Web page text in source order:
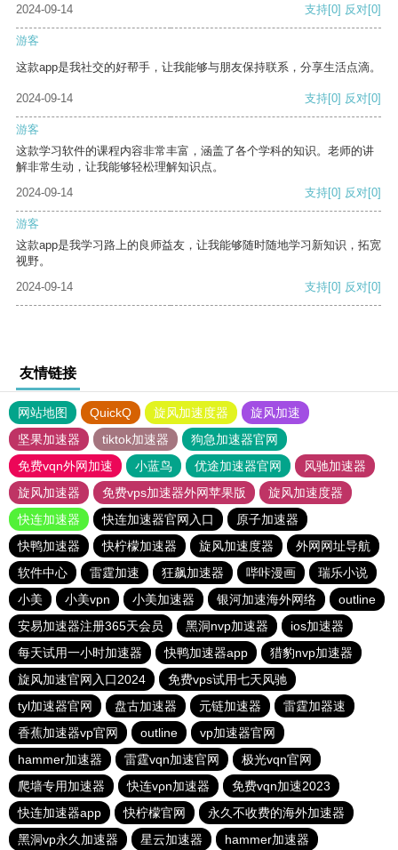
2024-09-14 支持[0] 反对[0]
游客
这款app是我社交的好帮手，让我能够与朋友保持联系，分享生活点滴。
2024-09-14 支持[0] 反对[0]
游客
这款学习软件的课程内容非常丰富，涵盖了各个学科的知识。老师的讲
解非常生动，让我能够轻松理解知识点。
2024-09-14
支持[0] 反对[0]
游客
这款app是我学习路上的良师益友，让我能够随时随地学习新知识，拓宽
视野。
2024-09-14
支持[0] 反对[0]
友情链接
网站地图 QuickQ 旋风加速度器
旋风加速
坚果加速器
tiktok加速器
狗急加速器官网
免费vqn外网加速
小蓝鸟 优途加速器官网
风驰加速器
旋风加速器
免费vps加速器外网苹果版
旋风加速度器
快连加速器
快连加速器官网入口
原子加速器
快鸭加速器
快柠檬加速器 旋风加速度器
外网网址导航
软件中心
雷霆加速 狂飙加速器 哔咔漫画
瑞乐小说
小美
小美vpn 小美加速器 银河加速海外网络
outline
安易加速器注册365天会员
黑洞nvp加速器
ios加速器
每天试用一小时加速器
快鸭加速器app
猎豹nvp加速器
旋风加速官网入口2024
免费vps试用七天风驰
tyl加速器官网
盘古加速器 元链加速器
雷霆加器速
香蕉加速器vp官网
outline
vp加速器官网
hammer加速器
雷霆vqn加速官网
极光vqn官网
爬墙专用加速器
快连vρn加速器
免费vqn加速2023
快连加速器app
快柠檬官网
永久不收费的海外加速器
黑洞vp永久加速器
星云加速器 hammer加速器